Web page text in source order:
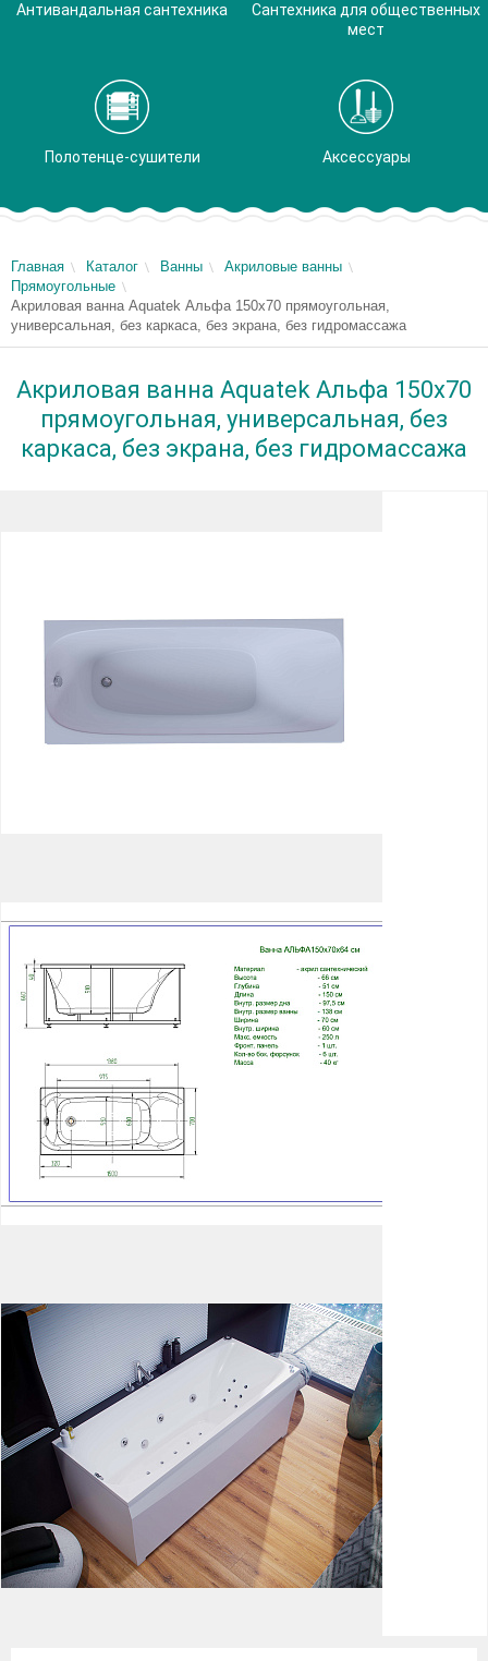
Антивандальная сантехника
Сантехника для общественных
мест
Полотенце-сушители Аксессуары
Главная Каталог Ванны
Акриловые ванны
Прямоугольные
Акриловая ванна Aquatek Альфа 150x70 прямоугольная,
универсальная, без каркаса, без экрана, без гидромассажа
Акриловая ванна Aquatek Альфа 150x70
прямоугольная, универсальная, без
каркаса, без экрана, без гидромассажа